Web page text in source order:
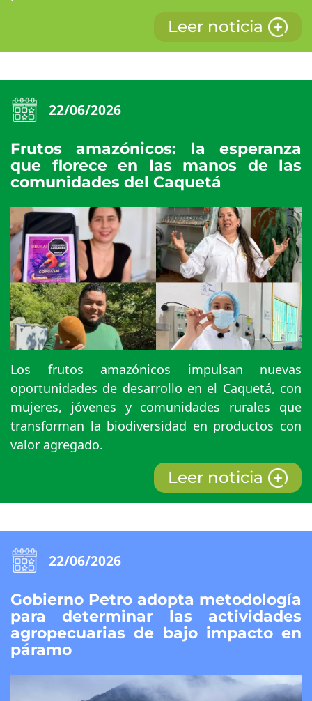
Leer noticia
22/06/2026
Frutos amazónicos: la esperanza
que florece en las manos de las
comunidades del Caquetá
Los frutos amazónicos impulsan nuevas
oportunidades de desarrollo en el Caquetá, con
mujeres, jóvenes y comunidades rurales que
transforman la biodiversidad en productos con
valor agregado.
Leer noticia
22/06/2026
Gobierno Petro adopta metodología
para determinar las actividades
agropecuarias de bajo impacto en
páramo